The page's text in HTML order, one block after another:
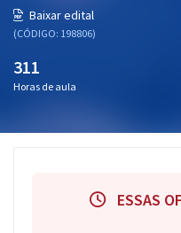
Conteúdo gratuito
Atendimento
Baixar edital
(CÓDIGO: 198806)
311
Horas de aula
ESSAS